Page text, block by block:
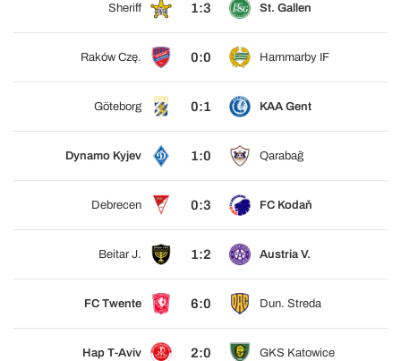
Sheriff 1:3 St. Gallen
Raków Czę. 0:0 Hammarby IF
Göteborg 0:1 KAA Gent
Dynamo Kyjev 1:0 Qarabağ
Debrecen 0:3 FC Kodaň
Beitar J. 1:2 Austria V.
FC Twente 6:0 Dun. Streda
Hap T-Aviv 2:0 GKS Katowice